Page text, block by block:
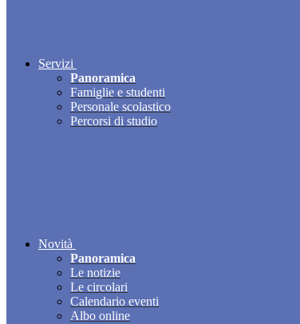
Servizi
Panoramica
Famiglie e studenti
Personale scolastico
Percorsi di studio
Novità
Panoramica
Le notizie
Le circolari
Calendario eventi
Albo online